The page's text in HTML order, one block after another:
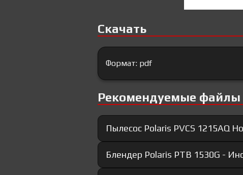
Скачать
Формат: pdf
Рекомендуемые файлы
Пылесос Polaris PVCS 1215AQ
Блендер Polaris PTB 1530G -